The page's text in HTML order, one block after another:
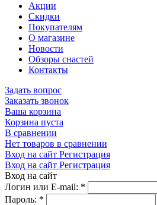
Акции
Скидки
Покупателям
О магазине
Новости
Обзоры снастей
Контакты
Задать вопрос
Заказать звонок
Ваша корзина
Корзина пуста
В сравнении
Нет товаров в сравнении
Вход на сайт Регистрация
Вход на сайт Регистрация
Вход на сайт
Логин или E-mail: *
Пароль: *